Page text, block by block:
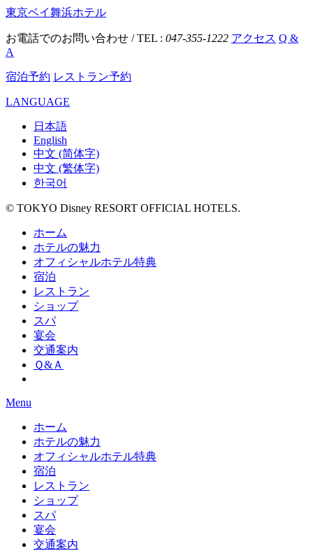
東京ベイ舞浜ホテル
お電話でのお問い合わせ / TEL : 047-355-1222 アクセス Q &
A
宿泊予約 レストラン予約
LANGUAGE
日本語
English
中文 (简体字)
中文 (繁体字)
한국어
© TOKYO Disney RESORT OFFICIAL HOTELS.
ホーム
ホテルの魅力
オフィシャルホテル特典
宿泊
レストラン
ショップ
スパ
宴会
交通案内
Ｑ&Ａ
Menu
ホーム
ホテルの魅力
オフィシャルホテル特典
宿泊
レストラン
ショップ
スパ
宴会
交通案内